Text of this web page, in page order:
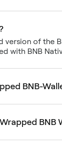
version of the
with BNB
BNB-
BNB